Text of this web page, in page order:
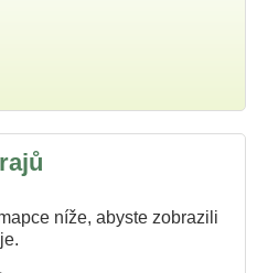
níže, abyste zobrazili